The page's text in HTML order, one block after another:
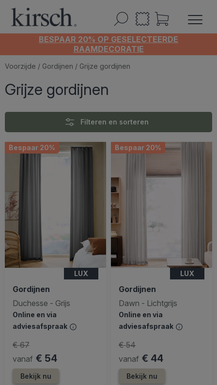
BESPAAR 20% OP GESELECTEERDE
RAAMDECORATIE
Voorzijde / Gordijnen / Grijze gordijnen
Grijze gordijnen
Filteren en sorteren
Bespaar 20%
LUX
Gordijnen
Duchesse - Grijs
Online en via
adviesafspraak
vanaf € 54
€ 67
Bekijk nu
Bespaar 20%
LUX
Gordijnen
Dawn - Lichtgrijs
Online en via
adviesafspraak
vanaf € 44
€ 54
Bekijk nu